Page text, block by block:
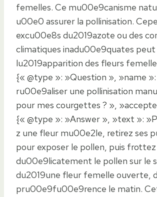
femelles. Ce mu00e9canisme
u00e0 assurer la pollinisation.
excu00e8s du2019azote ou des
climatiques inadu00e9quates
lu2019apparition des fleurs
{« @type »: »Question », »name
ru00e9aliser une pollinisation
pour mes courgettes ? »,
{« @type »: »Answer », »text »:
z une fleur mu00e2le, retirez ses
pour exposer le pollen, puis frottez
du00e9licatement le pollen sur le
du2019une fleur femelle ouverte,
pru00e9fu00e9rence le matin.